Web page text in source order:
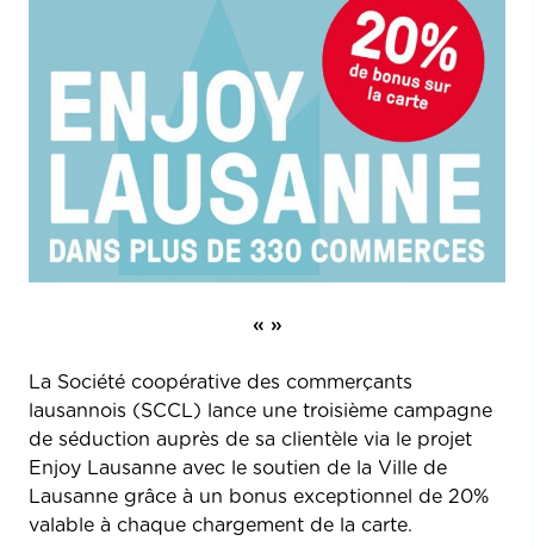
« »
La Société coopérative des commerçants
lausannois (SCCL) lance une troisième campagne
de séduction auprès de sa clientèle via le projet
Enjoy Lausanne avec le soutien de la Ville de
Lausanne grâce à un bonus exceptionnel de 20%
valable à chaque chargement de la carte.